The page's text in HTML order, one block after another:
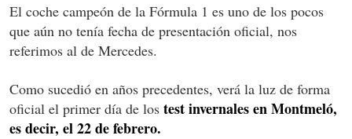
El coche campeón de la Fórmula 1 es uno de los pocos
que aún no tenía fecha de presentación oficial, nos
referimos al de Mercedes.
Como sucedió en años precedentes, verá la luz de forma
oficial el primer día de los test invernales en Montmeló,
es decir, el 22 de febrero.